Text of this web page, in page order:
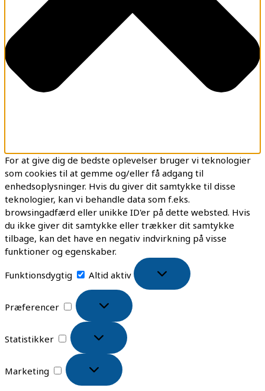
For at give dig de bedste oplevelser bruger vi teknologier
som cookies til at gemme og/eller få adgang til
enhedsoplysninger. Hvis du giver dit samtykke til disse
teknologier, kan vi behandle data som f.eks.
browsingadfærd eller unikke ID'er på dette websted. Hvis
du ikke giver dit samtykke eller trækker dit samtykke
tilbage, kan det have en negativ indvirkning på visse
funktioner og egenskaber.
Funktionsdygtig
Altid aktiv
Præferencer
Statistikker
Marketing